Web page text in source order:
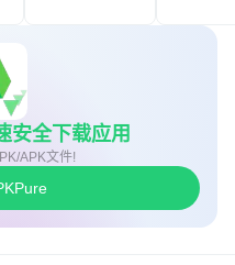
安全下载应用
APK文件!